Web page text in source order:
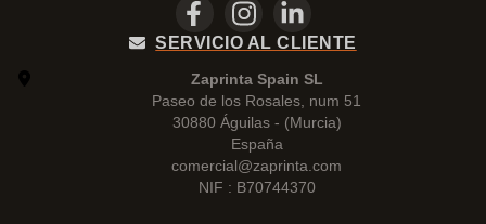
SERVICIO AL CLIENTE
Zaprinta Spain SL
Paseo de los Rosales, num 51
30880 Águilas - (Murcia)
España
comercial@zaprinta.com
NIF : B70744370